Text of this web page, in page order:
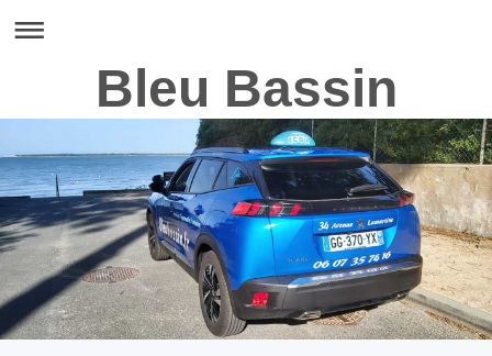
Bleu Bassin